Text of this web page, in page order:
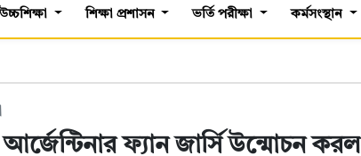
শিক্ষা প্রশাসন ভর্তি পরীক্ষা কর্মসংস্থান
ফ্যান জার্সি উন্মোচন করল